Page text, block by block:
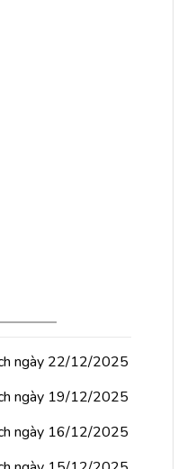
ngày 22/12/2025
ngày 19/12/2025
ngày 16/12/2025